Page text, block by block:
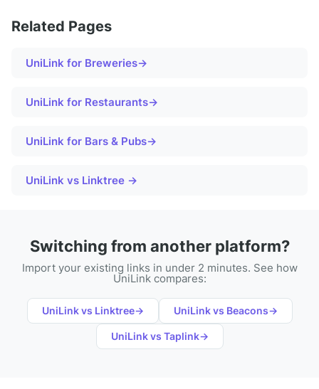
Related Pages
UniLink for Breweries→
UniLink for Restaurants→
UniLink for Bars & Pubs→
UniLink vs Linktree →
Switching from another platform?
Import your existing links in under 2 minutes. See how
UniLink compares:
UniLink vs Linktree→ UniLink vs Beacons→
UniLink vs Taplink→